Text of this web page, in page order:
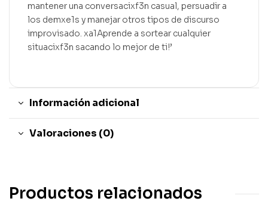
mantener una conversacixf3n casual, persuadir a
los demxe1s y manejar otros tipos de discurso
improvisado. xa1Aprende a sortear cualquier
situacixf3n sacando lo mejor de ti!’
Información adicional
Valoraciones (0)
Productos relacionados